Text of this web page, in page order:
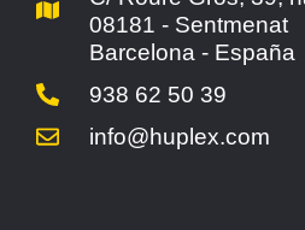
08181 - Sentmenat
Barcelona - España
938 62 50 39
info@huplex.com